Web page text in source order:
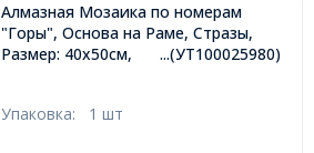
Алмазная Мозаика по номерам
"Горы", Основа на Раме, Стразы,
Размер: 40х50см,
...(УТ100025980)
Упаковка: 1 шт